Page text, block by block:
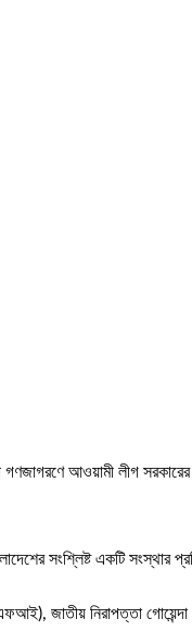
আওয়ামী লীগ
সংশ্লিষ্ট একটি সংস্থার
জাতীয়